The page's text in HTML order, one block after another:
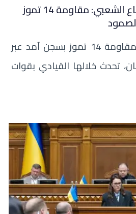
قيادي في قوات الدفاع الشعبي: مقاومة 14 تموز
أُحييت الذكرى الـ44 لمقاومة 14 تموز بسجن آمد عبر
تحدث خلالها القيادي بقوات